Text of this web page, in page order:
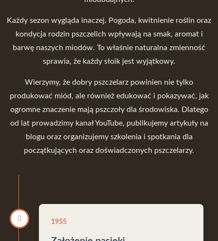
Każdy sezon wygląda inaczej. Pogoda, kwitnienie roślin oraz
kondycja rodzin pszczelich wpływają na smak, aromat i
barwę naszych miodów. To właśnie naturalna zmienność
sprawia, że każdy słoik jest wyjątkowy.
Wierzymy, że dobry pszczelarz powinien nie tylko
produkować miód, ale również edukować i pokazywać, jak
ogromne znaczenie mają pszczoły dla środowiska. Dlatego
od lat prowadzimy kanał YouTube, publikujemy artykuły na
blogu oraz organizujemy szkolenia i spotkania dla
początkujących oraz doświadczonych pszczelarzy.
1955